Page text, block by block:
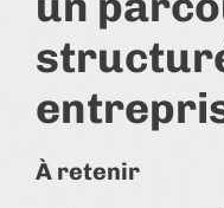
À retenir